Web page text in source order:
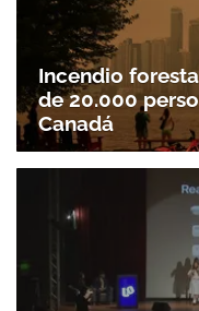
Incendio
de 20.000
Canadá